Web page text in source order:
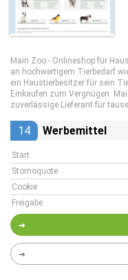
Main Zoo - Onlineshop für
an hochwertigem Tierbedarf
ein Haustierbesitzer für sein
Einkaufen zum Vergnügen.
zuverlässige Lieferant für
14 Werbemittel
Start
Stornoquote
Cookie
Freigabe